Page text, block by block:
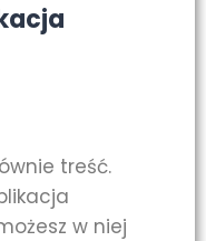
treść.
w niej